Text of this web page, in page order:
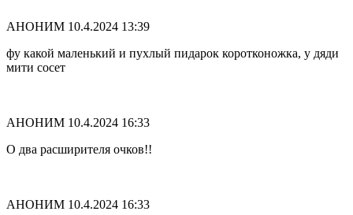
АНОНИМ 10.4.2024 13:39
фу какой маленький и пухлый пидарок коротконожка, у дяди
мити сосет
АНОНИМ 10.4.2024 16:33
О два расширителя очков!!
АНОНИМ 10.4.2024 16:33